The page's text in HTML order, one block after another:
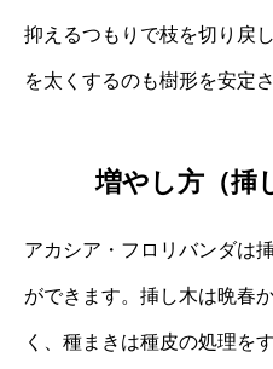
抑えるつもりで枝を切り戻
を太くするのも樹形を安定
増やし方（挿
アカシア・フロリバンダは
ができます。挿し木は晩春
く、種まきは種皮の処理を